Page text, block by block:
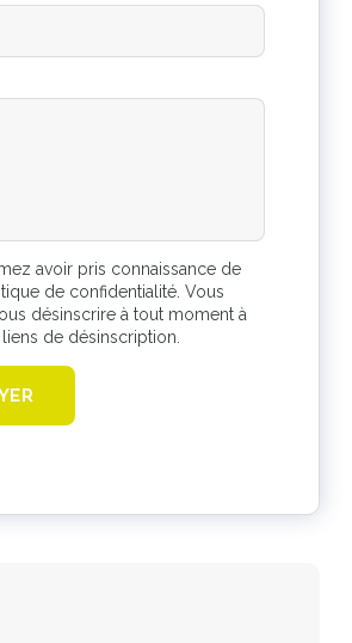
avoir pris connaissance de
de confidentialité. Vous
désinscrire à tout moment à
liens de désinscription.